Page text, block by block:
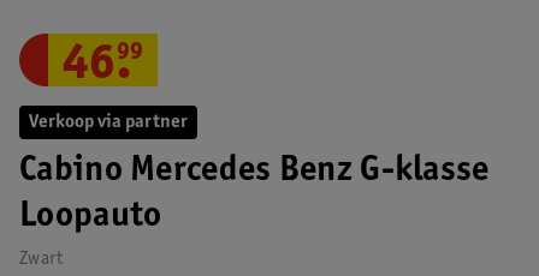
Verkoop via partner
Cabino Mercedes Benz G-klasse
Loopauto
Zwart
46.
99